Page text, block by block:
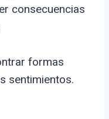
consecuencias
formas
sentimientos.